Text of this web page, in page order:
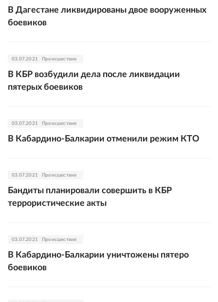
В Дагестане ликвидированы двое вооруженных
боевиков
03.07.2021 Происшествия
В КБР возбудили дела после ликвидации
пятерых боевиков
03.07.2021 Происшествия
В Кабардино-Балкарии отменили режим КТО
03.07.2021 Происшествия
Бандиты планировали совершить в КБР
террористические акты
03.07.2021 Происшествия
В Кабардино-Балкарии уничтожены пятеро
боевиков